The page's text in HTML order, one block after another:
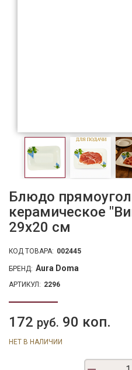
Блюдо
керамическое
29х20 см
КОД ТОВАРА: 002445
БРЕНД: Aura Doma
АРТИКУЛ: 2296
172 руб. 90 коп.
НЕТ В НАЛИЧИИ